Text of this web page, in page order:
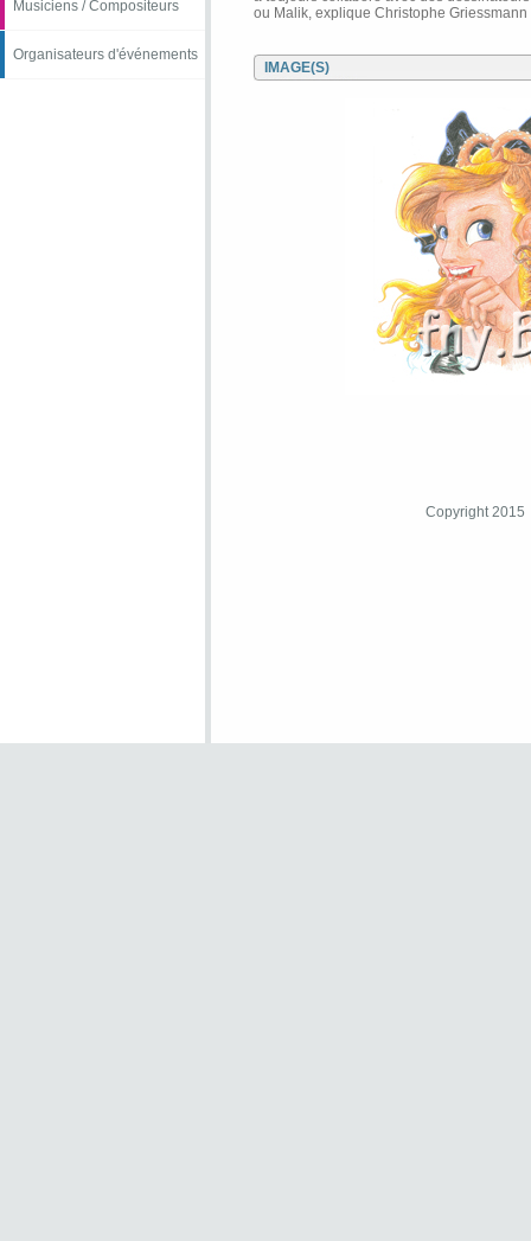
Musiciens / Compositeurs
Organisateurs d'événements
ou Malik, explique Christophe Griessmann
IMAGE(S)
Copyright 2015